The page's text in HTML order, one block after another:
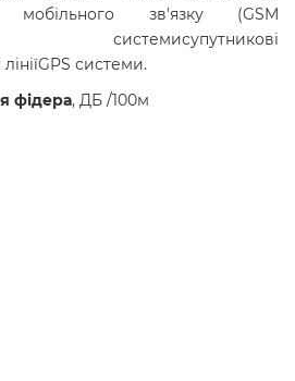
мобільного зв'язку (GSM
системисупутникові
системи.
фідера, ДБ /100м